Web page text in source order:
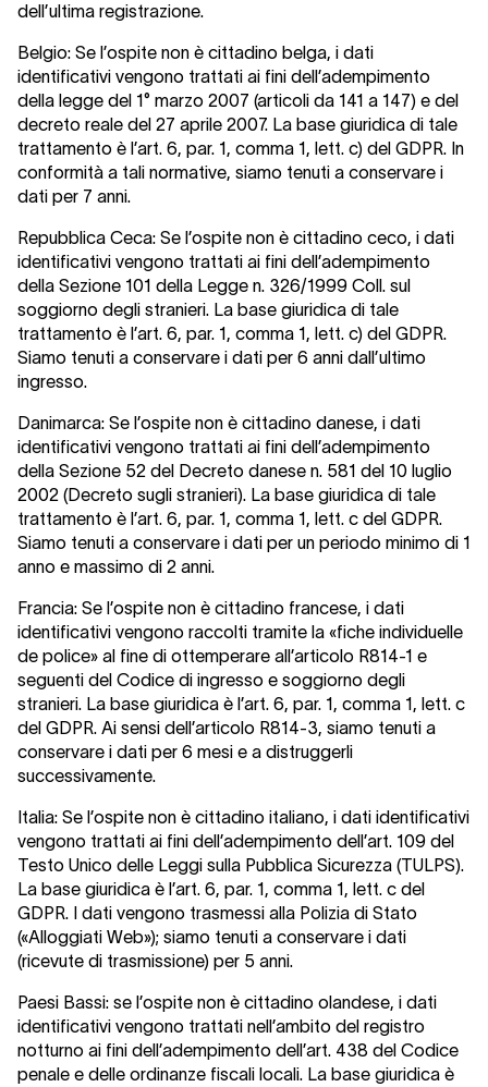
dell’ultima registrazione.
Belgio: Se l’ospite non è cittadino belga, i dati
identificativi vengono trattati ai fini dell’adempimento
della legge del 1° marzo 2007 (articoli da 141 a 147) e del
decreto reale del 27 aprile 2007. La base giuridica di tale
trattamento è l’art. 6, par. 1, comma 1, lett. c) del GDPR. In
conformità a tali normative, siamo tenuti a conservare i
dati per 7 anni.
Repubblica Ceca: Se l’ospite non è cittadino ceco, i dati
identificativi vengono trattati ai fini dell’adempimento
della Sezione 101 della Legge n. 326/1999 Coll. sul
soggiorno degli stranieri. La base giuridica di tale
trattamento è l’art. 6, par. 1, comma 1, lett. c) del GDPR.
Siamo tenuti a conservare i dati per 6 anni dall’ultimo
ingresso.
Danimarca: Se l’ospite non è cittadino danese, i dati
identificativi vengono trattati ai fini dell’adempimento
della Sezione 52 del Decreto danese n. 581 del 10 luglio
2002 (Decreto sugli stranieri). La base giuridica di tale
trattamento è l’art. 6, par. 1, comma 1, lett. c del GDPR.
Siamo tenuti a conservare i dati per un periodo minimo di 1
anno e massimo di 2 anni.
Francia: Se l’ospite non è cittadino francese, i dati
identificativi vengono raccolti tramite la «fiche individuelle
de police» al fine di ottemperare all’articolo R814-1 e
seguenti del Codice di ingresso e soggiorno degli
stranieri. La base giuridica è l’art. 6, par. 1, comma 1, lett. c
del GDPR. Ai sensi dell’articolo R814-3, siamo tenuti a
conservare i dati per 6 mesi e a distruggerli
successivamente.
Italia: Se l’ospite non è cittadino italiano, i dati identificativi
vengono trattati ai fini dell’adempimento dell’art. 109 del
Testo Unico delle Leggi sulla Pubblica Sicurezza (TULPS).
La base giuridica è l’art. 6, par. 1, comma 1, lett. c del
GDPR. I dati vengono trasmessi alla Polizia di Stato
(«Alloggiati Web»); siamo tenuti a conservare i dati
(ricevute di trasmissione) per 5 anni.
Paesi Bassi: se l’ospite non è cittadino olandese, i dati
identificativi vengono trattati nell’ambito del registro
notturno ai fini dell’adempimento dell’art. 438 del Codice
penale e delle ordinanze fiscali locali. La base giuridica è